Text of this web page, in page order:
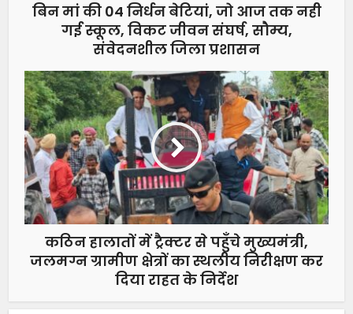
बिन मां की 04 निर्धन बेटियां, जो आज तक नही
गई स्कूल, विकट जीवन संघर्ष, सौम्य,
संवेदनशील जिला प्रशासन
कठिन हालातों में ट्रैक्टर से पहुँचे मुख्यमंत्री,
जलमग्न ग्रामीण क्षेत्रों का स्थलीय निरीक्षण कर
दिया राहत के निर्देश